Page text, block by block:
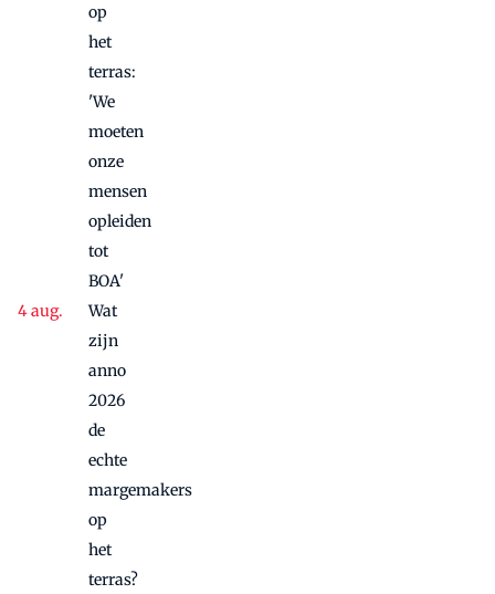
op
het
terras:
'We
moeten
onze
mensen
opleiden
tot
BOA'
Wat
zijn
anno
2026
de
echte
margemakers
op
het
terras?